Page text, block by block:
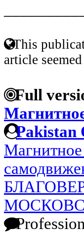
This
article
Full
Pakistan